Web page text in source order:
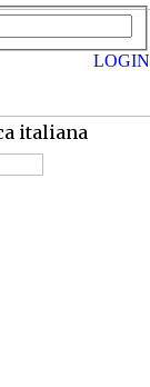
italiana
LOGIN